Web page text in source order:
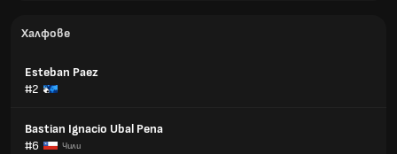
Халфове
Esteban Paez
#2
Bastian Ignacio Ubal Pena
#6
Чили